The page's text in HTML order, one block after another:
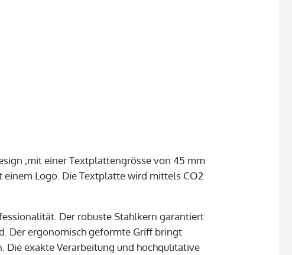
,mit einer Textplattengrösse von 45 mm
Logo. Die Textplatte wird mittels CO2
Der robuste Stahlkern garantiert
Der ergonomisch geformte Griff bringt
exakte Verarbeitung und hochqulitative